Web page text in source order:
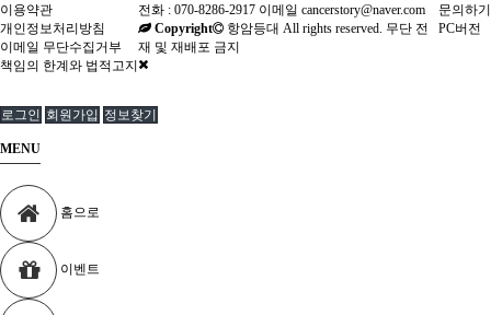
이용약관
개인정보처리방침
이메일 무단수집거부
책임의 한계와 법적고지
문의하기
PC버전
전화 : 070-8286-2917 이메일 cancerstory@naver.com
Copyright
항암등대 All rights reserved. 무단 전
재 및 재배포 금지
로그인 회원가입 정보찾기
MENU
홈으로
이벤트